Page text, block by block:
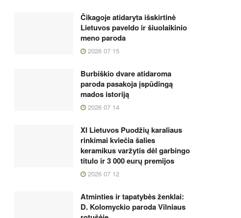
Čikagoje atidaryta išskirtinė
Lietuvos paveldo ir šiuolaikinio
meno paroda
2026 07 15
Burbiškio dvare atidaroma
paroda pasakoja įspūdingą
mados istoriją
2026 07 14
XI Lietuvos Puodžių karaliaus
rinkimai kviečia šalies
keramikus varžytis dėl garbingo
titulo ir 3 000 eurų premijos
2026 07 12
Atminties ir tapatybės ženklai:
D. Kolomyckio paroda Vilniaus